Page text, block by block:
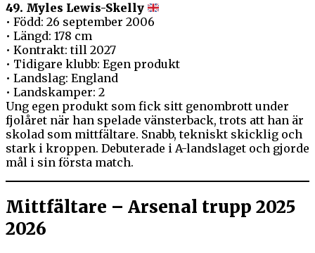
49. Myles Lewis-Skelly
• Född: 26 september 2006
• Längd: 178 cm
• Kontrakt: till 2027
• Tidigare klubb: Egen produkt
• Landslag: England
• Landskamper: 2
Ung egen produkt som fick sitt genombrott under
fjolåret när han spelade vänsterback, trots att han är
skolad som mittfältare. Snabb, tekniskt skicklig och
stark i kroppen. Debuterade i A-landslaget och gjorde
mål i sin första match.
Mittfältare – Arsenal trupp 2025
2026